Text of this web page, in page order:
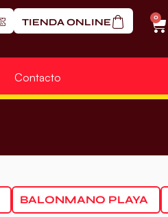
TIENDA ONLINE 0
Contacto
BALONMANO PLAYA